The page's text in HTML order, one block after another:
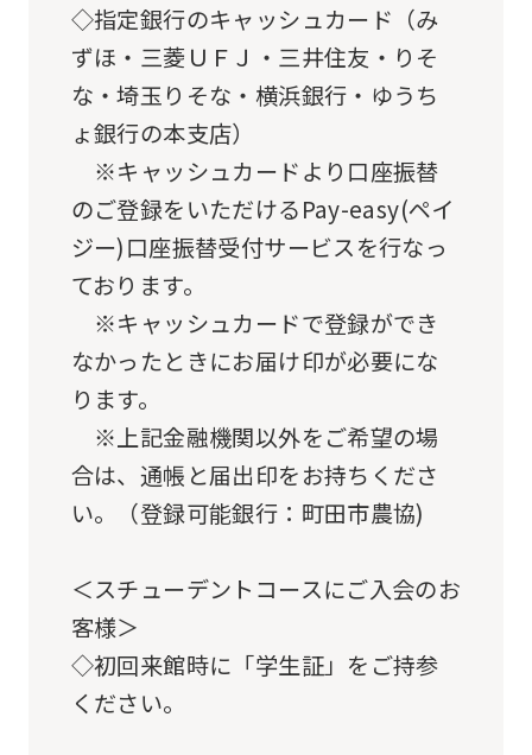
◇指定銀行のキャッシュカード（み
ずほ・三菱ＵＦＪ・三井住友・りそ
な・埼玉りそな・横浜銀行・ゆうち
ょ銀行の本支店）
※キャッシュカードより口座振替
のご登録をいただけるPay-easy(ペイ
ジー)口座振替受付サービスを行なっ
ております。
※キャッシュカードで登録ができ
なかったときにお届け印が必要にな
ります。
※上記金融機関以外をご希望の場
合は、通帳と届出印をお持ちくださ
い。（登録可能銀行：町田市農協)
＜スチューデントコースにご入会のお
客様＞
◇初回来館時に「学生証」をご持参
ください。
automatic
translation
service,
Japanese
version
of
website
will
translated
mechanically,
so
may
be